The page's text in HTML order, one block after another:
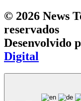
© 2026 News
reservados
Desenvolvido
Digital